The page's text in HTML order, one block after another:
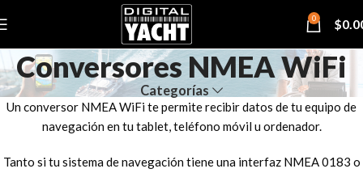
0 $
Conversores NMEA WiFi
Categorías
Un conversor NMEA WiFi te permite recibir datos de tu equipo de
navegación en tu tablet, teléfono móvil u ordenador.
Tanto si tu sistema de navegación tiene una interfaz NMEA 0183 o